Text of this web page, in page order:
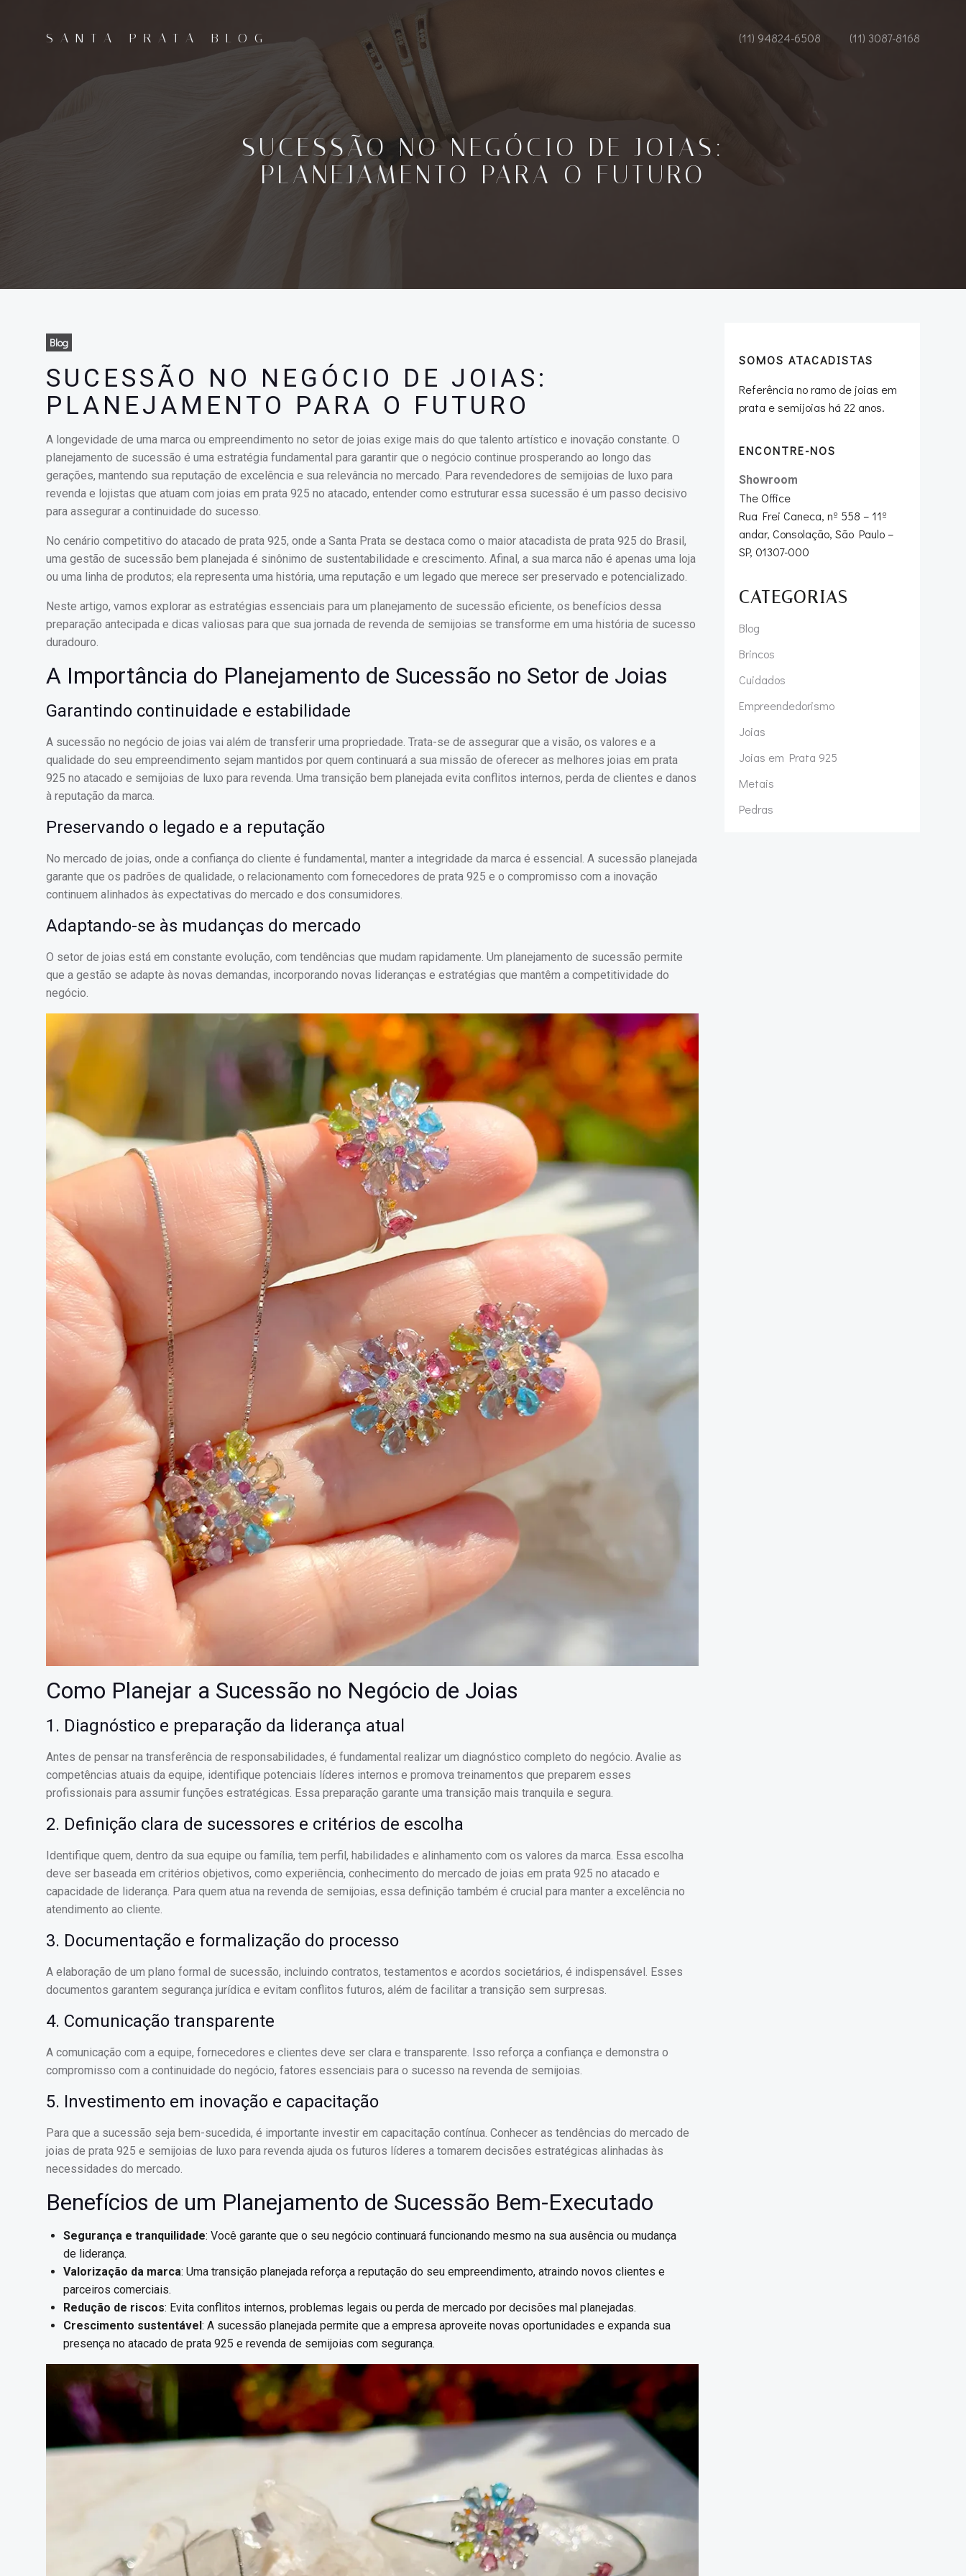
SANTA PRATA BLOG (11) 94824-6508 (11) 3087-8168
SUCESSÃO NO NEGÓCIO DE JOIAS:
PLANEJAMENTO PARA O FUTURO
Blog
SUCESSÃO NO NEGÓCIO DE JOIAS:
PLANEJAMENTO PARA O FUTURO
A longevidade de uma marca ou empreendimento no setor de joias exige mais do que talento artístico e inovação constante. O
planejamento de sucessão é uma estratégia fundamental para garantir que o negócio continue prosperando ao longo das
gerações, mantendo sua reputação de excelência e sua relevância no mercado. Para revendedores de semijoias de luxo para
revenda e lojistas que atuam com joias em prata 925 no atacado, entender como estruturar essa sucessão é um passo decisivo
para assegurar a continuidade do sucesso.
No cenário competitivo do atacado de prata 925, onde a Santa Prata se destaca como o maior atacadista de prata 925 do Brasil,
uma gestão de sucessão bem planejada é sinônimo de sustentabilidade e crescimento. Afinal, a sua marca não é apenas uma loja
ou uma linha de produtos; ela representa uma história, uma reputação e um legado que merece ser preservado e potencializado.
Neste artigo, vamos explorar as estratégias essenciais para um planejamento de sucessão eficiente, os benefícios dessa
preparação antecipada e dicas valiosas para que sua jornada de revenda de semijoias se transforme em uma história de sucesso
duradouro.
A Importância do Planejamento de Sucessão no Setor de Joias
Garantindo continuidade e estabilidade
A sucessão no negócio de joias vai além de transferir uma propriedade. Trata-se de assegurar que a visão, os valores e a
qualidade do seu empreendimento sejam mantidos por quem continuará a sua missão de oferecer as melhores joias em prata
925 no atacado e semijoias de luxo para revenda. Uma transição bem planejada evita conflitos internos, perda de clientes e danos
à reputação da marca.
Preservando o legado e a reputação
No mercado de joias, onde a confiança do cliente é fundamental, manter a integridade da marca é essencial. A sucessão planejada
garante que os padrões de qualidade, o relacionamento com fornecedores de prata 925 e o compromisso com a inovação
continuem alinhados às expectativas do mercado e dos consumidores.
Adaptando-se às mudanças do mercado
O setor de joias está em constante evolução, com tendências que mudam rapidamente. Um planejamento de sucessão permite
que a gestão se adapte às novas demandas, incorporando novas lideranças e estratégias que mantêm a competitividade do
negócio.
Como Planejar a Sucessão no Negócio de Joias
1. Diagnóstico e preparação da liderança atual
Antes de pensar na transferência de responsabilidades, é fundamental realizar um diagnóstico completo do negócio. Avalie as
competências atuais da equipe, identifique potenciais líderes internos e promova treinamentos que preparem esses
profissionais para assumir funções estratégicas. Essa preparação garante uma transição mais tranquila e segura.
2. Definição clara de sucessores e critérios de escolha
Identifique quem, dentro da sua equipe ou família, tem perfil, habilidades e alinhamento com os valores da marca. Essa escolha
deve ser baseada em critérios objetivos, como experiência, conhecimento do mercado de joias em prata 925 no atacado e
capacidade de liderança. Para quem atua na revenda de semijoias, essa definição também é crucial para manter a excelência no
atendimento ao cliente.
3. Documentação e formalização do processo
A elaboração de um plano formal de sucessão, incluindo contratos, testamentos e acordos societários, é indispensável. Esses
documentos garantem segurança jurídica e evitam conflitos futuros, além de facilitar a transição sem surpresas.
4. Comunicação transparente
A comunicação com a equipe, fornecedores e clientes deve ser clara e transparente. Isso reforça a confiança e demonstra o
compromisso com a continuidade do negócio, fatores essenciais para o sucesso na revenda de semijoias.
5. Investimento em inovação e capacitação
Para que a sucessão seja bem-sucedida, é importante investir em capacitação contínua. Conhecer as tendências do mercado de
joias de prata 925 e semijoias de luxo para revenda ajuda os futuros líderes a tomarem decisões estratégicas alinhadas às
necessidades do mercado.
Benefícios de um Planejamento de Sucessão Bem-Executado
Segurança e tranquilidade: Você garante que o seu negócio continuará funcionando mesmo na sua ausência ou mudança
de liderança.
Valorização da marca: Uma transição planejada reforça a reputação do seu empreendimento, atraindo novos clientes e
parceiros comerciais.
Redução de riscos: Evita conflitos internos, problemas legais ou perda de mercado por decisões mal planejadas.
Crescimento sustentável: A sucessão planejada permite que a empresa aproveite novas oportunidades e expanda sua
presença no atacado de prata 925 e revenda de semijoias com segurança.
SOMOS ATACADISTAS
Referência no ramo de joias em
prata e semijoias há 22 anos.
ENCONTRE-NOS
Showroom
The Office
Rua Frei Caneca, nº 558 – 11º
andar, Consolação, São Paulo –
SP, 01307-000
CATEGORIAS
Blog
Brincos
Cuidados
Empreendedorismo
Joias
Joias em Prata 925
Metais
Pedras